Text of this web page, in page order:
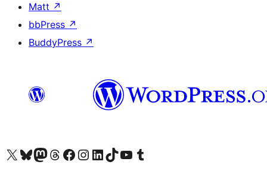
Matt ↗
bbPress ↗
BuddyPress ↗
X (旧 Twitter) アカウントへBluesky アカウントへMastodon アカウントへThreads アカウントへ Facebook ページへInstagram アカウントへ LinkedIn アカウントへTikTok アカウントへYouTube チャンネルへ Tumblr アカウントへ